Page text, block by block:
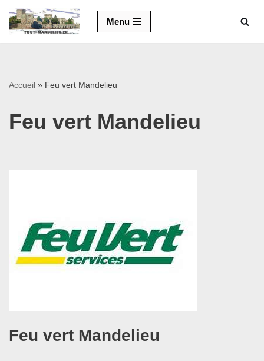
Aller
Menu
Accueil » Feu vert Mandelieu
Feu vert Mandelieu
Feu vert Mandelieu